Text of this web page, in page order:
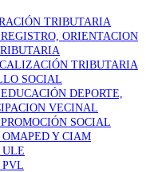
TRIBUTARIA
ORIENTACION
TRIBUTARIA
SOCIAL
DEPORTE,
VECINAL
SOCIAL
Y CIAM